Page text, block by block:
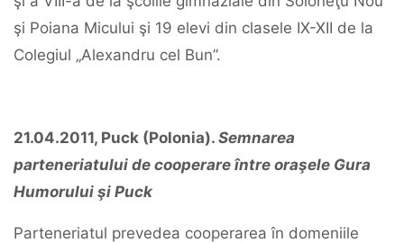
şi Poiana Micului şi 19 elevi din clasele IX-XII de la
Colegiul „Alexandru cel Bun”.
21.04.2011, Puck (Polonia). Semnarea
parteneriatului de cooperare între oraşele Gura
Humorului şi Puck
Parteneriatul prevedea cooperarea în domeniile